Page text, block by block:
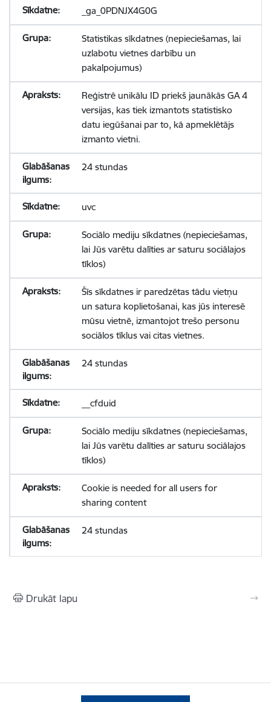
_ga_0PDNJX4G0G
Statistikas sīkdatnes (nepieciešamas, lai
uzlabotu vietnes darbību un
pakalpojumus)
Reģistrē unikālu ID priekš jaunākās GA 4
versijas, kas tiek izmantots statistisko
datu iegūšanai par to, kā apmeklētājs
izmanto vietni.
24 stundas
uvc
Sociālo mediju sīkdatnes (nepieciešamas,
lai Jūs varētu dalīties ar saturu sociālajos
tīklos)
Šīs sīkdatnes ir paredzētas tādu vietņu
un satura koplietošanai, kas jūs interesē
mūsu vietnē, izmantojot trešo personu
sociālos tīklus vai citas vietnes.
24 stundas
__cfduid
Sociālo mediju sīkdatnes (nepieciešamas,
lai Jūs varētu dalīties ar saturu sociālajos
tīklos)
Cookie is needed for all users for
sharing content
24 stundas
Drukāt lapu